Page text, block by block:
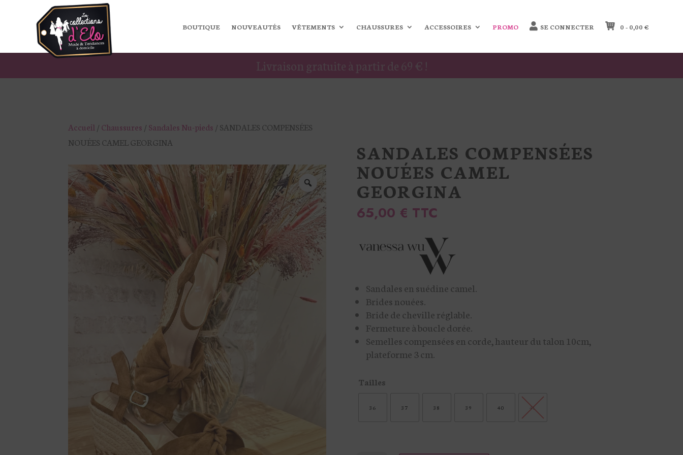
BOUTIQUE NOUVEAUTÉS VÊTEMENTS CHAUSSURES ACCESSOIRES PROMO SE CONNECTER 0 - 0,00 €
Livraison gratuite à partir de 69 € !
Accueil / Chaussures / Sandales Nu-pieds / SANDALES COMPENSÉES
NOUÉES CAMEL GEORGINA
SANDALES COMPENSÉES
NOUÉES CAMEL
GEORGINA
65,00 € TTC
Sandales en suédine camel.
Brides nouées.
Bride de cheville réglable.
Fermeture à boucle dorée.
Semelles compensées en corde, hauteur du talon 10cm,
plateforme 3 cm.
Tailles
36 37 38 39 40 41